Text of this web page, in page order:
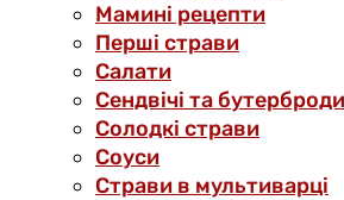
Мамині рецепти
Перші страви
Салати
Сендвічі та бутерброди
Солодкі страви
Соуси
Страви в мультиварці